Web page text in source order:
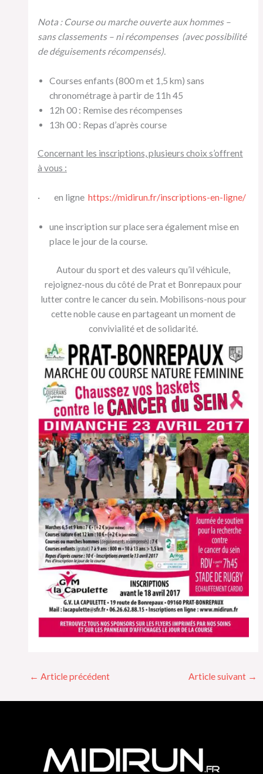
Nota : Course ou marche ouverte aux hommes –
sans classements – ni récompenses (avec possibilité
de déguisements récompensés).
Courses enfants (800 m et 1,5 km) sans
chronométrage à partir de 11h 45
12h 00 : Remise des récompenses
13h 00 : Repas d’après course
Concernant les inscriptions, plusieurs choix s’offrent
à vous :
· en ligne https://midirun.fr/inscriptions-en-ligne/
une inscription sur place sera également mise en
place le jour de la course.
Autour du sport et des valeurs qu’il véhicule,
rejoignez-nous du côté de Prat et Bonrepaux pour
lutter contre le cancer du sein. Mobilisons-nous pour
cette noble cause en partageant un moment de
convivialité et de solidarité.
← Article précédent Article suivant →